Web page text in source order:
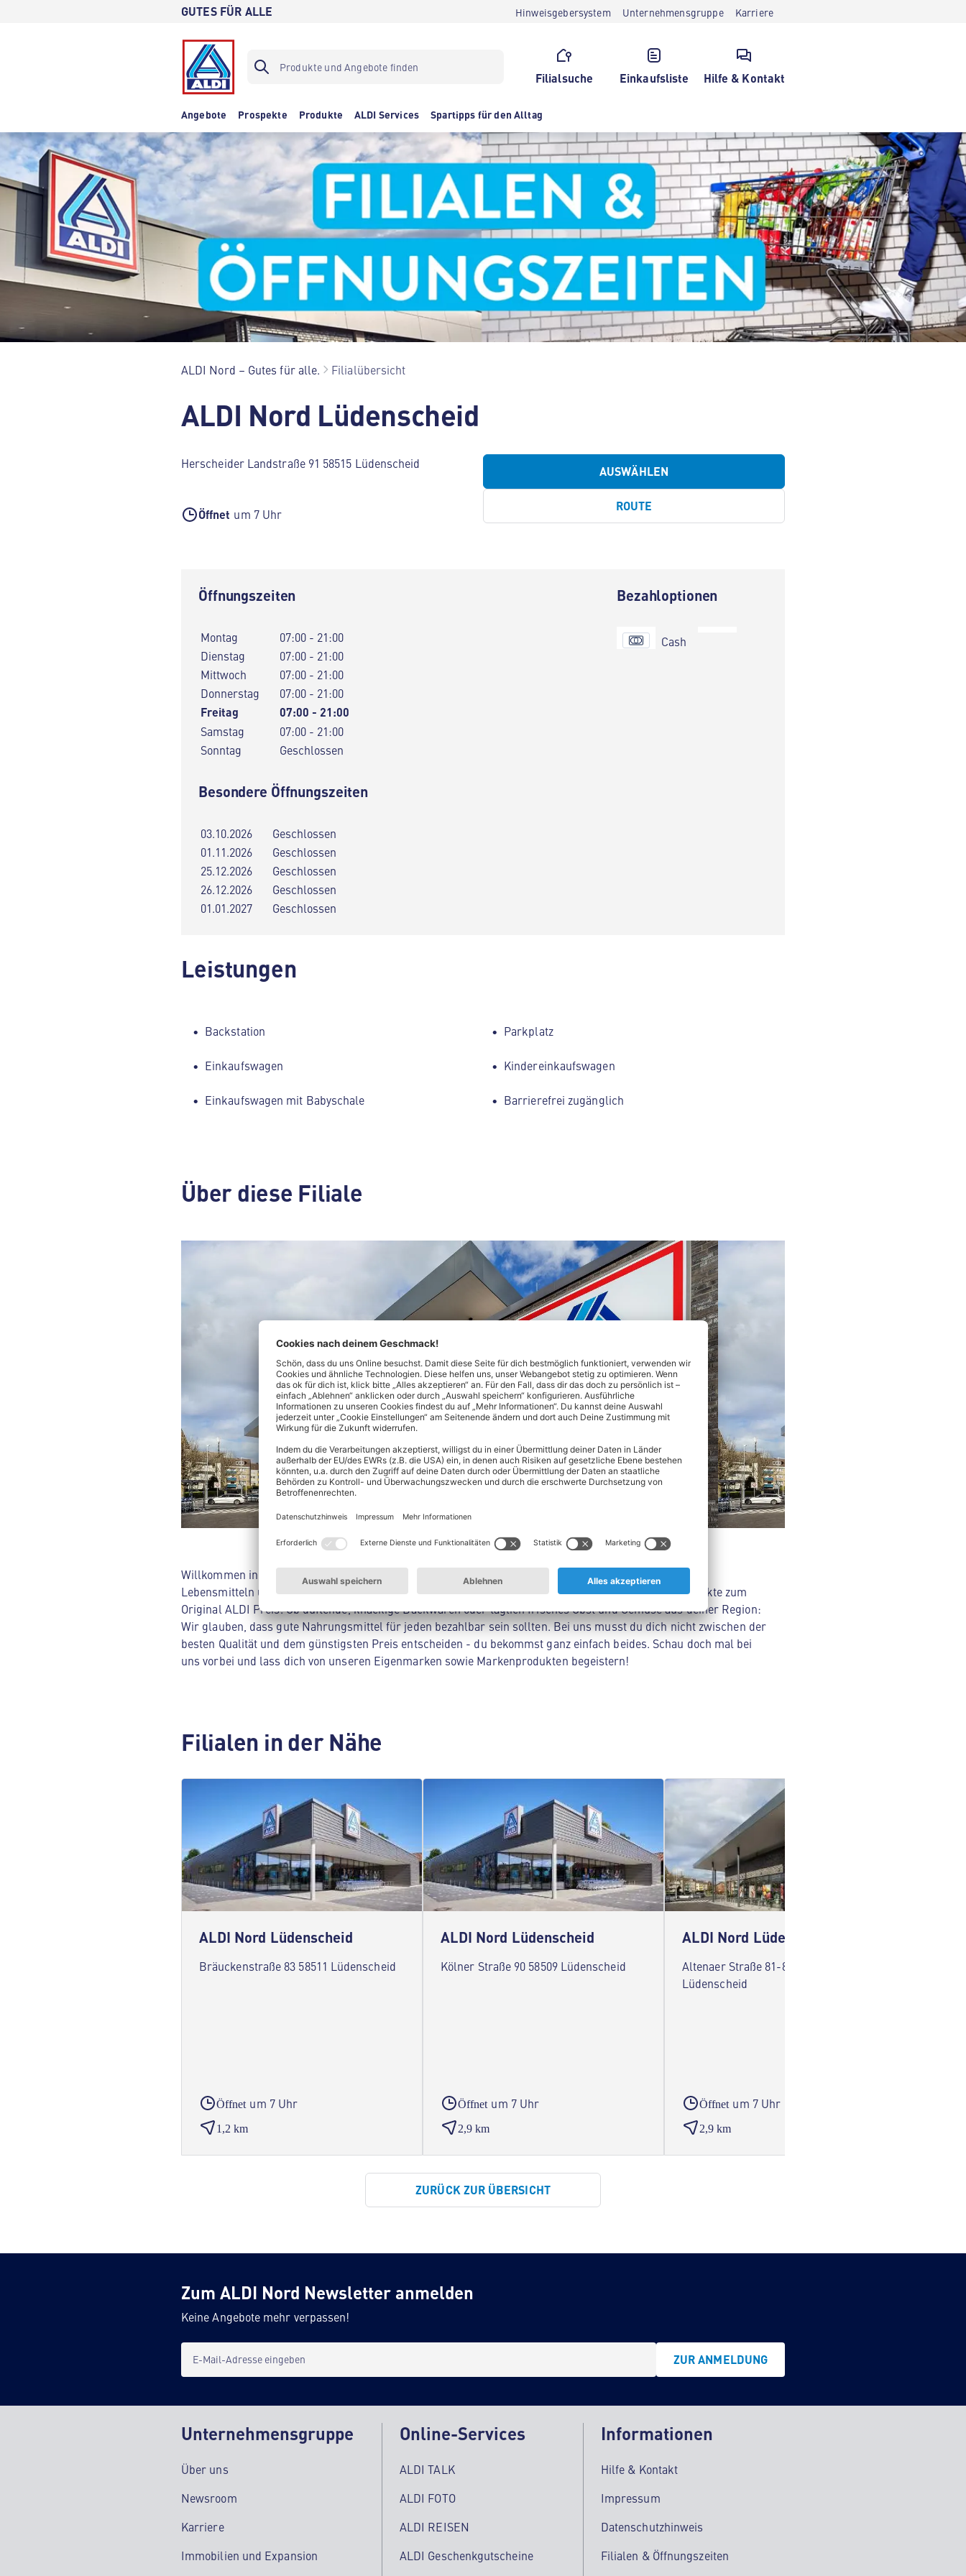
GUTES FÜR ALLE Hinweisgebersystem Unternehmensgruppe Karriere
Filialsuche Einkaufsliste Hilfe & Kontakt
Angebote Prospekte Produkte ALDI Services Spartipps für den Alltag
ALDI Nord – Gutes für alle. Filialübersicht
ALDI Nord Lüdenscheid
Herscheider Landstraße 91 58515 Lüdenscheid
Öffnet um 7 Uhr
AUSWÄHLEN
ROUTE
Öffnungszeiten
Montag
07:00 - 21:00
Dienstag
07:00 - 21:00
Mittwoch
07:00 - 21:00
Donnerstag
07:00 - 21:00
Freitag 07:00 - 21:00
Samstag
07:00 - 21:00
Sonntag
Geschlossen
Besondere Öffnungszeiten
03.10.2026
Geschlossen
01.11.2026
Geschlossen
25.12.2026
Geschlossen
26.12.2026
Geschlossen
01.01.2027
Geschlossen
Bezahloptionen
Cash
Leistungen
Backstation Parkplatz
Einkaufswagen Kindereinkaufswagen
Einkaufswagen mit Babyschale Barrierefrei zugänglich
Über diese Filiale
Willkommen in deinem ALDI Nord in Lüdenscheid! Hier findest du alles, was dein Herz begehrt - von
Lebensmitteln über Kosmetik bis hin zu Haushaltsprodukten. Unser Spezialgebiet? Hochwertige Produkte zum
Original ALDI Preis. Ob duftende, knackige Backwaren oder täglich frisches Obst und Gemüse aus deiner Region:
Wir glauben, dass gute Nahrungsmittel für jeden bezahlbar sein sollten. Bei uns musst du dich nicht zwischen der
besten Qualität und dem günstigsten Preis entscheiden - du bekommst ganz einfach beides. Schau doch mal bei
uns vorbei und lass dich von unseren Eigenmarken sowie Markenprodukten begeistern!
Filialen in der Nähe
ALDI Nord Lüdenscheid
Bräuckenstraße 83 58511 Lüdenscheid
Öffnet um 7 Uhr
1,2 km
ALDI Nord Lüdenscheid
Kölner Straße 90 58509 Lüdenscheid
Öffnet um 7 Uhr
2,9 km
ALDI Nord Lüdenscheid
Altenaer Straße 81-83 58507
Lüdenscheid
Öffnet um 7 Uhr
2,9 km
ZURÜCK ZUR ÜBERSICHT
Zum ALDI Nord Newsletter anmelden
Keine Angebote mehr verpassen!
E-Mail-Adresse eingeben ZUR ANMELDUNG
Unternehmensgruppe
Über uns
Newsroom
Karriere
Immobilien und Expansion
Online-Services
ALDI TALK
ALDI FOTO
ALDI REISEN
ALDI Geschenkgutscheine
Informationen
Hilfe & Kontakt
Impressum
Datenschutzhinweis
Filialen & Öffnungszeiten